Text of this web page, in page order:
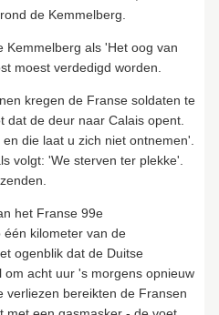
de Kemmelberg.
Kemmelberg als 'Het oog van
moest verdedigd worden.
kregen de Franse soldaten te
dat de deur naar Calais opent.
die laat u zich niet ontnemen'.
volgt: 'We sterven ter plekke'.
het Franse 99e
kilometer van de
ogenblik dat de Duitse
acht uur 's morgens opnieuw
verliezen bereikten de Fransen